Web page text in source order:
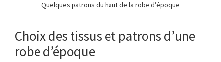
Quelques patrons du haut de la robe d’époque
Choix des tissus et patrons d’une
robe d’époque